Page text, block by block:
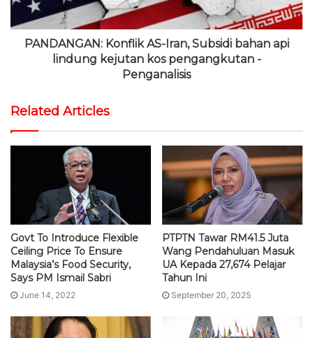
PANDANGAN: Konflik AS-Iran, Subsidi bahan api
lindung kejutan kos pengangkutan -
Penganalisis
Related Articles
Govt To Introduce Flexible
Ceiling Price To Ensure
Malaysia’s Food Security,
Says PM Ismail Sabri
June 14, 2022
PTPTN Tawar RM41.5 Juta
Wang Pendahuluan Masuk
UA Kepada 27,674 Pelajar
Tahun Ini
September 20, 2025